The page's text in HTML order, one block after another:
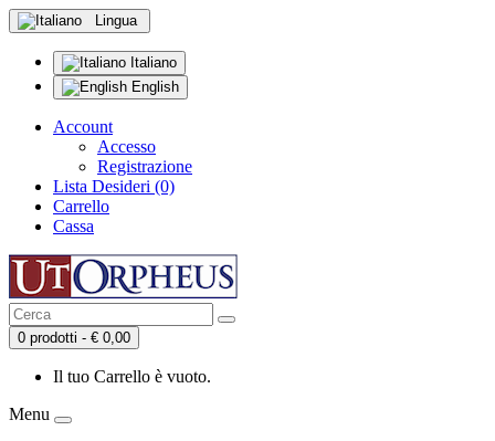
Lingua
Italiano
English
Account
Accesso
Registrazione
Lista Desideri (0)
Carrello
Cassa
0 prodotti - € 0,00
Il tuo Carrello è vuoto.
Menu